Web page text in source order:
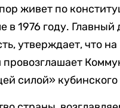
живет по
в 1976 году.
утверждает, что
провозглашает
силой»